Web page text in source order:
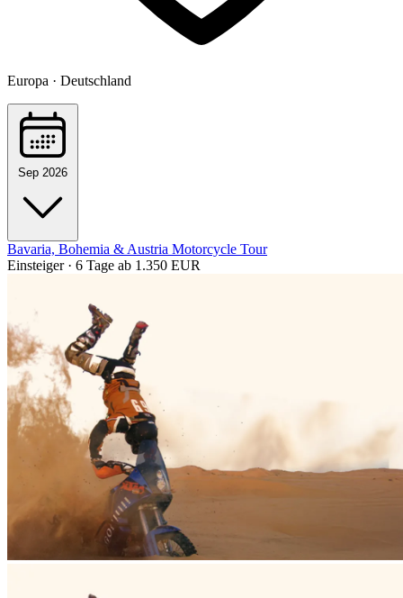
Europa · Deutschland
Sep 2026
Bavaria, Bohemia & Austria Motorcycle Tour
Einsteiger · 6 Tage ab 1.350 EUR